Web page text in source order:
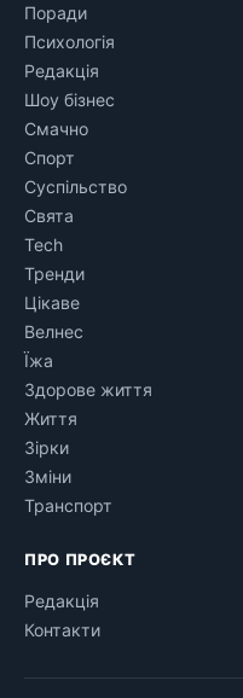
Поради
Психологія
Редакція
Шоу бізнес
Смачно
Спорт
Суспільство
Свята
Tech
Тренди
Цікаве
Велнес
Їжа
Здорове життя
Життя
Зірки
Зміни
Транспорт
ПРО ПРОЄКТ
Редакція
Контакти